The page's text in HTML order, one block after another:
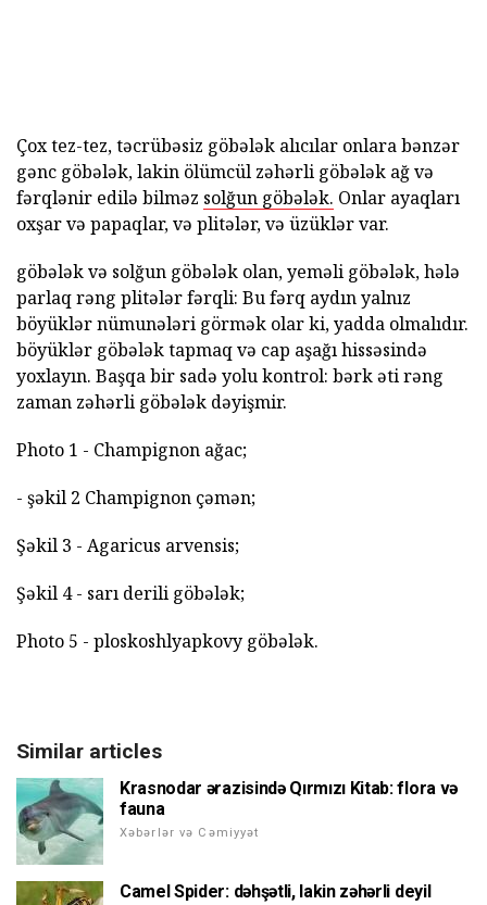
Çox tez-tez, təcrübəsiz göbələk alıcılar onlara bənzər
gənc göbələk, lakin ölümcül zəhərli göbələk ağ və
fərqlənir edilə bilməz solğun göbələk. Onlar ayaqları
oxşar və papaqlar, və plitələr, və üzüklər var.
göbələk və solğun göbələk olan, yeməli göbələk, hələ
parlaq rəng plitələr fərqli: Bu fərq aydın yalnız
böyüklər nümunələri görmək olar ki, yadda olmalıdır.
böyüklər göbələk tapmaq və cap aşağı hissəsində
yoxlayın. Başqa bir sadə yolu kontrol: bərk əti rəng
zaman zəhərli göbələk dəyişmir.
Photo 1 - Champignon ağac;
- şəkil 2 Champignon çəmən;
Şəkil 3 - Agaricus arvensis;
Şəkil 4 - sarı derili göbələk;
Photo 5 - ploskoshlyapkovy göbələk.
Similar articles
Krasnodar ərazisində Qırmızı Kitab: flora və
fauna
Xəbərlər və Cəmiyyət
Camel Spider: dəhşətli, lakin zəhərli deyil